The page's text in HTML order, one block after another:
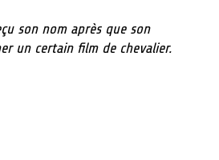
son nom après que son
un certain film de chevalier.